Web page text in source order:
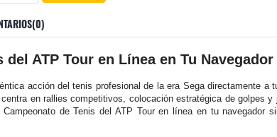
ATP Tour en Línea en Tu Navegador
acción del tenis profesional de la era Sega directamente a
en rallies competitivos, colocación estratégica de golpes y
de Tenis del ATP Tour en línea en tu navegador